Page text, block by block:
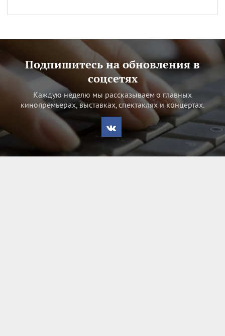
Подпишитесь на обновления в
соцсетях
Каждую неделю мы рассказываем о главных
кинопремьерах, выставках, спектаклях и концертах.